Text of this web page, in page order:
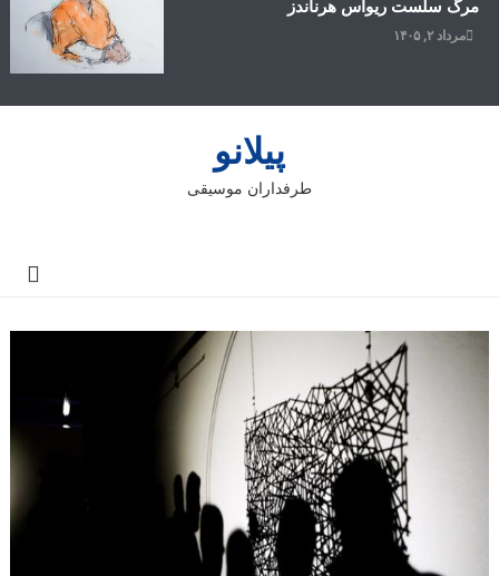
مرگ سلست ریواس هرناندز
مرداد ۲, ۱۴۰۵
پیلانو
طرفداران موسیقی